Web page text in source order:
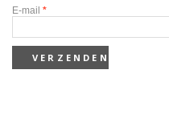
E-mail *